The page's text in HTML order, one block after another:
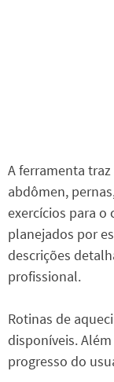
A ferramenta
abdômen,
exercícios para o
planejados por
descrições
profissional.
Rotinas de
disponíveis.
progresso do